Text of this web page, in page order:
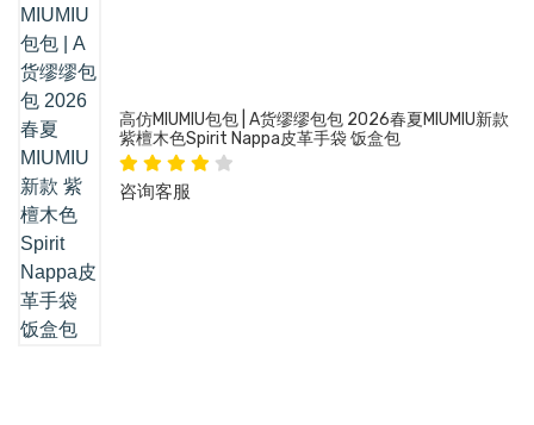
高仿MIUMIU包包 | A货缪缪包包 2026春夏MIUMIU新款
紫檀木色Spirit Nappa皮革手袋 饭盒包
咨询客服